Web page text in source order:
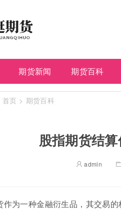
期货新闻 期货百科
首页 > 期货百科
股指期货结
admin
作为一种金融衍生品，其交易